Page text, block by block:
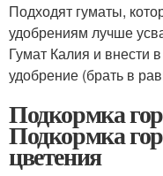
Подходят гуматы,
удобрениям лучше
Гумат Калия и внести
удобрение (брать в
Подкормка
Подкормка
цветения